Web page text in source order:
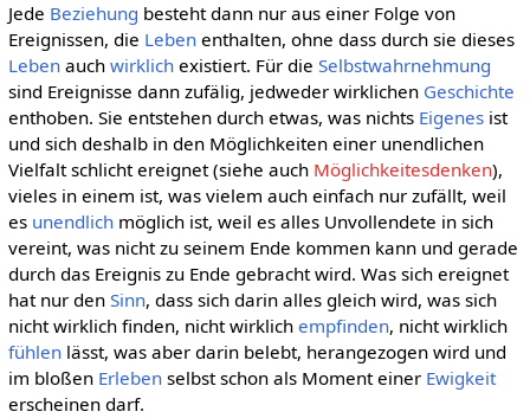
Jede Beziehung besteht dann nur aus einer Folge von
Ereignissen, die Lebenenthalten, ohne dass durch sie dieses
Lebenauch wirklichexistiert. Für die Selbstwahrnehmung
sind Ereignisse dann zufälig, jedweder wirklichen Geschichte
enthoben. Sie entstehen durch etwas, was nichts Eigenesist
und sich deshalb in den Möglichkeiten einer unendlichen
Vielfalt schlicht ereignet (siehe auch Möglichkeitesdenken),
vieles in einem ist, was vielem auch einfach nur zufällt, weil
es unendlichmöglich ist, weil es alles Unvollendete in sich
vereint, was nicht zu seinem Ende kommen kann und gerade
durch das Ereignis zu Ende gebracht wird. Was sich ereignet
hat nur den Sinn, dass sich darin alles gleich wird, was sich
nicht wirklich finden, nicht wirklich empfinden, nicht wirklich
fühlenlässt, was aber darin belebt, herangezogen wird und
im bloßen Erlebenselbst schon als Moment einer Ewigkeit
erscheinen darf.